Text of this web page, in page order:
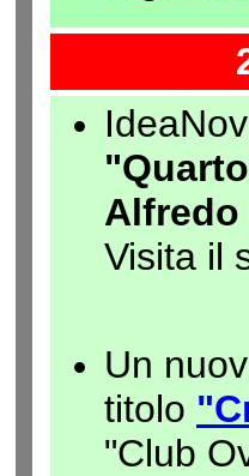
Visita il
Un
titolo
"Club